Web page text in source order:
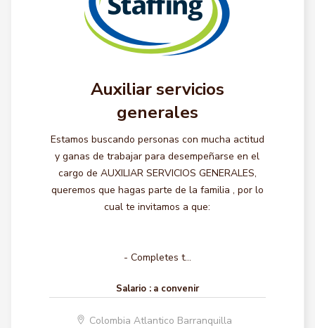
Auxiliar servicios
generales
Estamos buscando personas con mucha actitud
y ganas de trabajar para desempeñarse en el
cargo de AUXILIAR SERVICIOS GENERALES,
queremos que hagas parte de la familia , por lo
cual te invitamos a que:
- Completes t...
Salario : a convenir
Colombia Atlantico Barranquilla